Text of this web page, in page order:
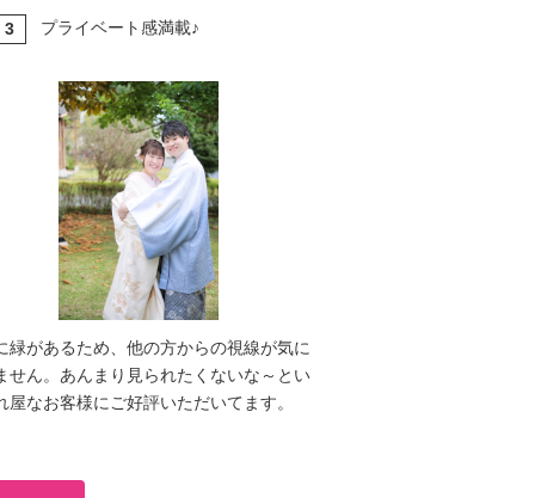
3 プライベート感満載♪
緑があるため、他の方からの視線が気に
せん。あんまり見られたくないな～とい
屋なお客様にご好評いただいてます。